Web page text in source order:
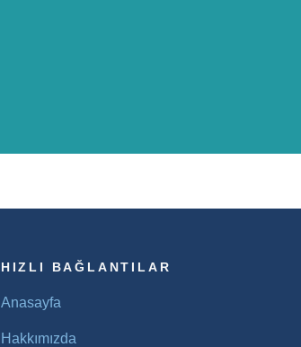
HIZLI BAĞLANTILAR
Anasayfa
Hakkımızda